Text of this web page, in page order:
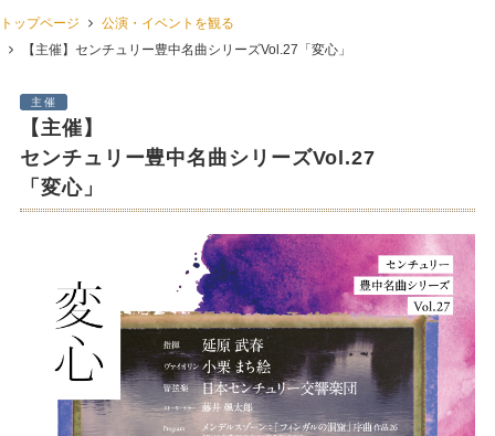
トップページ
公演・イベントを観る
【主催】センチュリー豊中名曲シリーズVol.27「変心」
主催
【主催】
センチュリー豊中名曲シリーズVol.27
「変心」